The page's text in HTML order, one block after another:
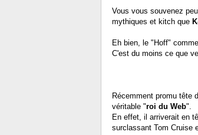
Vous vous souvenez
mythiques et kitch que
Eh bien, le "Hoff"
C'est du moins ce que
Récemment promu tête
véritable "roi du Web".
En effet, il arriverait en
surclassant Tom Cruise